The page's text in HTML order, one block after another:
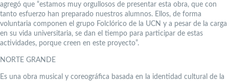
agregó que “estamos muy orgullosos de presentar esta obra, que con
tanto esfuerzo han preparado nuestros alumnos. Ellos, de forma
voluntaria componen el grupo Folclórico de la UCN y a pesar de la carga
en su vida universitaria, se dan el tiempo para participar de estas
actividades, porque creen en este proyecto”.
NORTE GRANDE
Es una obra musical y coreográfica basada en la identidad cultural de la